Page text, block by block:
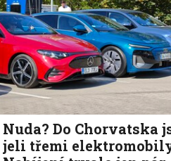
Nuda? Do Chorvatska
jeli třemi